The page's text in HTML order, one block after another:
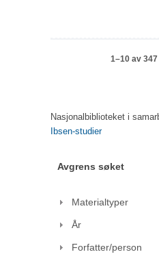
1–10 av 347
Nasjonalbiblioteket i
Ibsen-studier
Avgrens søket
Materialtyper
År
Forfatter/person